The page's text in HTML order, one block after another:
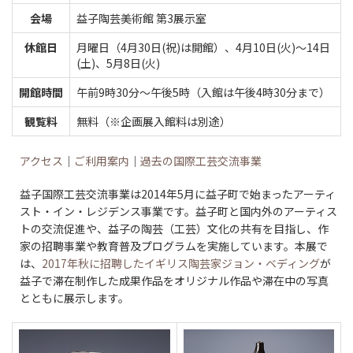
会場
益子陶芸美術館 第3展示室
休館日
月曜日（4月30日(祝)は開館）、4月10日(火)～14日
(土)、5月8日(火)
開館時間
午前9時30分～午後5時（入館は午後4時30分まで）
観覧料
無料（※企画展入館料は別途）
アクセス ｜ ご利用案内 ｜ 過去の国際工芸交流事業
益子国際工芸交流事業は2014年5月に益子町で始まったアーティ
スト・イン・レジデンス事業です。益子町と国内外のアーティス
トの交流促進や、益子の陶芸（工芸）文化の共有を目指し、作
家の招聘事業や教育普及プログラムを実施しています。本展で
は、 2017年秋に招聘したイギリス陶芸家ジョン・ベディングが
益子で滞在制作した成果作品をオリジナル作品や滞在中の写真
とともに展示します。